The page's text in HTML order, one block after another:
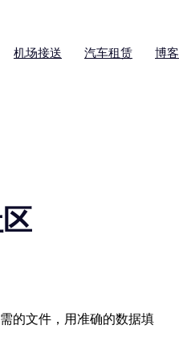
机场接送 汽车租赁 博客
的文件，用准确的数据填